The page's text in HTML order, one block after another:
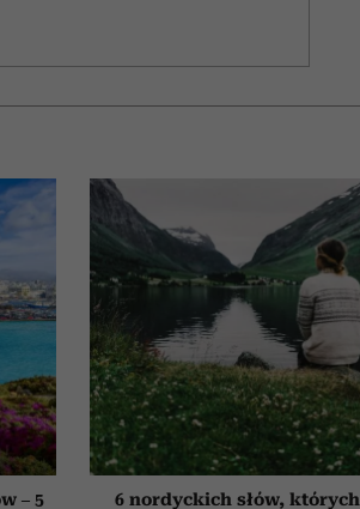
– 5 6 nordyckich słów, których